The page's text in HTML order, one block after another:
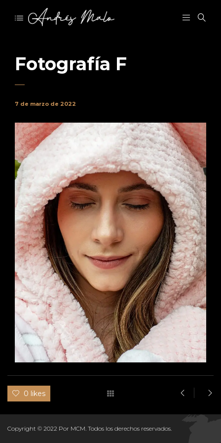
Fotografía F
7 de marzo de 2022
0 likes
Copyright © 2022 Por MCM. Todos los derechos reservados.